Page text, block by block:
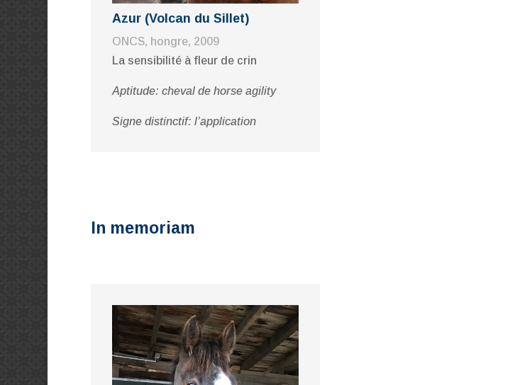
Azur (Volcan du Sillet)
ONCS, hongre, 2009
La sensibilité à fleur de crin
Aptitude: cheval de horse agility
Signe distinctif: l’application
In memoriam